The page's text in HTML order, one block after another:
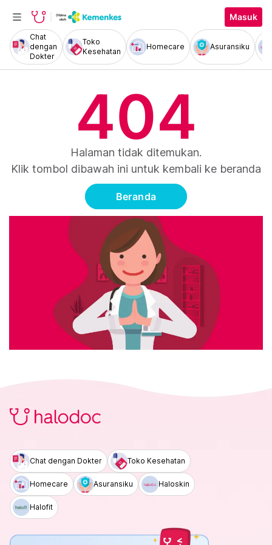
Masuk
Chat
dengan
Dokter
Toko
Kesehatan
Homecare Asuransiku
404
Halaman tidak ditemukan.
Klik tombol dibawah ini untuk kembali ke beranda
Beranda
Chat dengan Dokter Toko Kesehatan
Homecare Asuransiku Haloskin
Halofit